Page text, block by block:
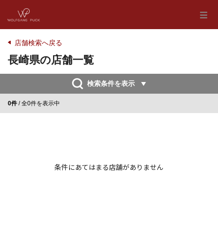
店舗検索へ戻る
長崎県の店舗一覧
検索条件を表示
0件 / 全0件を表示中
条件にあてはまる店舗がありません